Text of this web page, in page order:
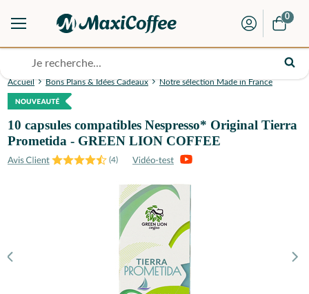
0
Accueil Bons Plans & Idées Cadeaux Notre sélection Made in France
10 capsules compatibles Nespresso* Original Tierra
Prometida - GREEN LION COFFEE
(4)